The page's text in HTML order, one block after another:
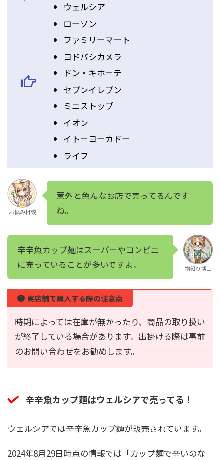
ウェルシア
ローソン
ファミリーマート
ヨドバシカメラ
ドン・キホーテ
セブンイレブン
ミニストップ
イオン
イトーヨーカドー
ライフ
お悩み相談
意外と色んなお店で売ってるんです
ね。
辛辛魚カップ麺はスーパーやコンビニ
に売っていることが多いですよ。
物知り博士
実店舗で購入する際の注意点
時期によっては在庫が無かったり、商品の取り扱い
が終了している場合があります。出掛ける際は事前
のお問い合わせをお勧めします。
辛辛魚カップ麺はウェルシアで売ってる！
ウェルシアでは辛辛魚カップ麺が販売されています。
2024年8月29日時点の情報では「カップ麺で辛いのな